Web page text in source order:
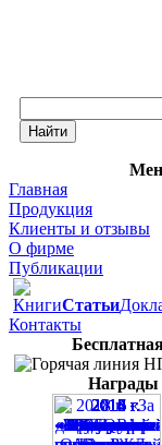
Главная
Продукция
Клиенты и отзывы
О фирме
Публикации
КнигиСтатьи
Контакты
Награды